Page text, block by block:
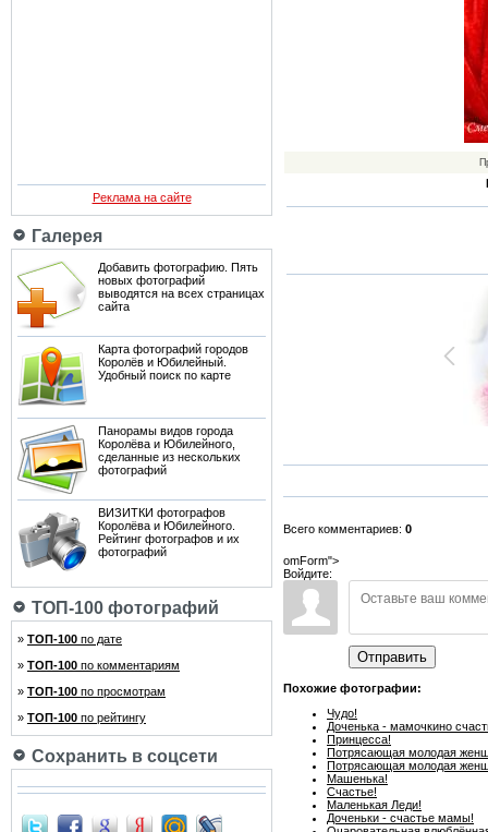
Реклама на сайте
Галерея
Добавить фотографию. Пять
новых фотографий
выводятся на всех страницах
сайта
Карта фотографий городов
Королёв и Юбилейный.
Удобный поиск по карте
Панорамы видов города
Королёва и Юбилейного,
сделанные из нескольких
фотографий
ВИЗИТКИ фотографов
Королёва и Юбилейного.
Рейтинг фотографов и их
фотографий
ТОП-100 фотографий
» ТОП-100 по дате
» ТОП-100 по комментариям
» ТОП-100 по просмотрам
» ТОП-100 по рейтингу
Сохранить в соцсети
Всего комментариев: 0
omForm">
Войдите:
Отправить
Похожие фотографии:
Чудо!
Доченька - мамочкино
Принцесса!
Потрясающая молодая
Потрясающая молодая
Машенька!
Счастье!
Маленькая Леди!
Доченьки - счастье мамы!